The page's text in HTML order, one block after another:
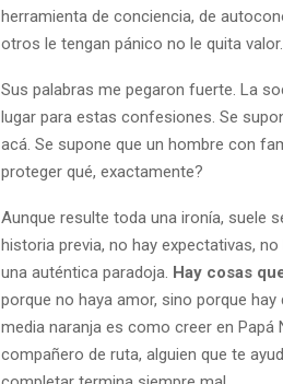
herramienta de conciencia, de
otros le tengan pánico no le quita
Sus palabras me pegaron fuerte. La
lugar para estas confesiones. Se
acá. Se supone que un hombre con
proteger qué, exactamente?
Aunque resulte toda una ironía, suele
historia previa, no hay expectativas,
una auténtica paradoja. Hay cosas
porque no haya amor, sino porque
media naranja es como creer en
compañero de ruta, alguien que te